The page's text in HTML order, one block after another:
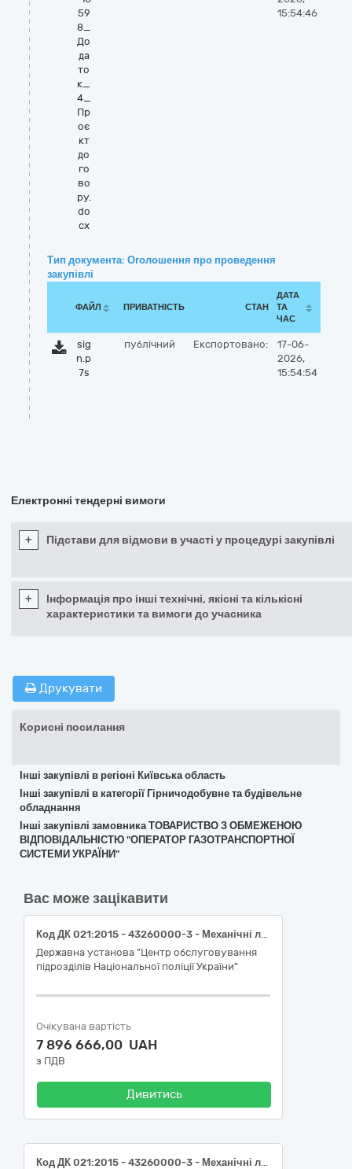
59
8_
До
да
то
к_
4_
Пр
оє
кт
до
го
во
ру.
do
cx
15:54:46
Тип документа: Оголошення про проведення
закупівлі
ФАЙЛ ПРИВАТНІСТЬ СТАН
ДАТА
ТА
ЧАС
sig
n.p
7s
публічний Експортовано:
17-06-
2026,
15:54:54
Електронні тендерні вимоги
+ Підстави для відмови в участі у процедурі закупівлі
+
Інформація про інші технічні, якісні та кількісні
характеристики та вимоги до учасника
Друкувати
Корисні посилання
Інші закупівлі в регіоні Київська область
Інші закупівлі в категорії Гірничодобувне та будівельне
обладнання
Інші закупівлі замовника ТОВАРИСТВО З ОБМЕЖЕНОЮ
ВІДПОВІДАЛЬНІСТЮ "ОПЕРАТОР ГАЗОТРАНСПОРТНОЇ
СИСТЕМИ УКРАЇНИ"
Вас може зацікавити
Код ДК 021:2015 - 43260000-3 - Механічні лопати, екскаватори та ковшові навантажувачі, гірнича техніка (Автоевакуатор UAC EVAC-1 з КМУ)
Державна установа "Центр обслуговування
підрозділів Національної поліції України"
Очікувана вартість
7 896 666,00 UAH
з ПДВ
Дивитись
Код ДК 021:2015 - 43260000-3 - Механічні лопати, екскаватори та ковшові навантажувачі, гірнича техніка (Колісний ковшовий екскаватор навантажувач Hidromek HMK 102B)